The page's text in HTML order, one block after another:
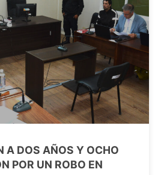
A DOS AÑOS Y OCHO
POR UN ROBO EN